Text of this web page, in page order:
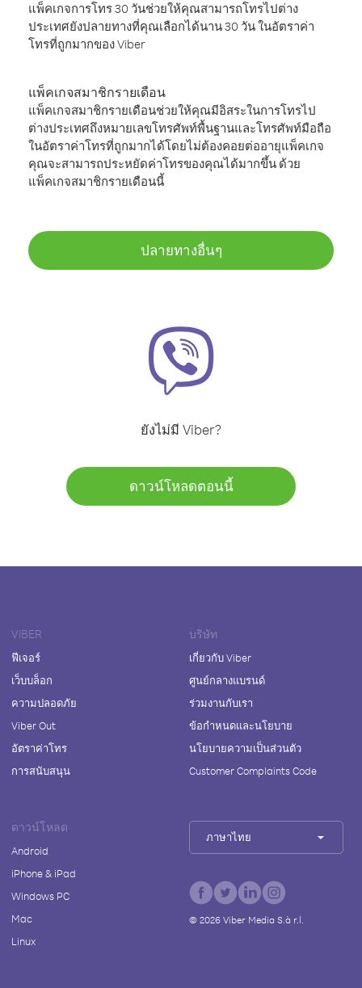
แพ็คเกจการโทร 30 วันช่วยให้คุณสามารถโทรไปต่าง
ประเทศยังปลายทางที่คุณเลือกได้นาน 30 วัน ในอัตราค่า
โทรที่ถูกมากของ Viber
แพ็คเกจสมาชิกรายเดือน
แพ็คเกจสมาชิกรายเดือนช่วยให้คุณมีอิสระในการโทรไป
ต่างประเทศถึงหมายเลขโทรศัพท์พื้นฐานและโทรศัพท์มือถือ
ในอัตราค่าโทรที่ถูกมากได้โดยไม่ต้องคอยต่ออายุแพ็คเกจ
คุณจะสามารถประหยัดค่าโทรของคุณได้มากขึ้น ด้วย
แพ็คเกจสมาชิกรายเดือนนี้
ปลายทางอื่นๆ
ยังไม่มี Viber?
ดาวน์โหลดตอนนี้
VIBER
ฟีเจอร์
เว็บบล็อก
ความปลอดภัย
Viber Out
อัตราค่าโทร
การสนับสนุน
บริษัท
เกี่ยวกับ Viber
ศูนย์กลางแบรนด์
ร่วมงานกับเรา
ข้อกำหนดและนโยบาย
นโยบายความเป็นส่วนตัว
Customer Complaints Code
ดาวน์โหลด
Android
iPhone & iPad
Windows PC
Mac
Linux
ภาษาไทย
© 2026Viber Media S.à r.l.